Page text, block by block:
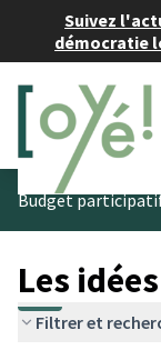
Suivez
démocratie
Budget
Les
Filtrer et